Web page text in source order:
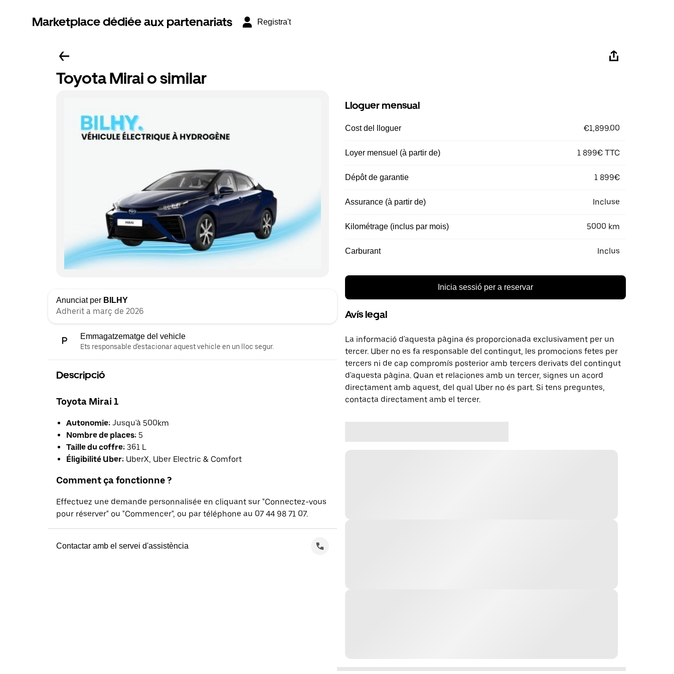
Marketplace dédiée aux partenariats Registra't
Toyota Mirai o similar
Anunciat per BILHY
Adherit a març de 2026
Emmagatzematge del vehicle
Ets responsable d'estacionar aquest vehicle en un lloc segur.
Descripció
Toyota Mirai 1
Autonomie: Jusqu'à 500km
Nombre de places: 5
Taille du coffre: 361 L
Éligibilité Uber: UberX, Uber Electric & Comfort
Comment ça fonctionne ?
Effectuez une demande personnalisée en cliquant sur "Connectez-vous
pour réserver" ou "Commencer", ou par téléphone au 07 44 98 71 07.
Contactar amb el servei d'assistència
Lloguer mensual
Cost del lloguer €1,899.00
Loyer mensuel (à partir de) 1 899€ TTC
Dépôt de garantie 1 899€
Assurance (à partir de) Incluse
Kilométrage (inclus par mois) 5000 km
Carburant Inclus
Inicia sessió per a reservar
Avís legal
La informació d'aquesta pàgina és proporcionada exclusivament per un
tercer. Uber no es fa responsable del contingut, les promocions fetes per
tercers ni de cap compromís posterior amb tercers derivats del contingut
d'aquesta pàgina. Quan et relaciones amb un tercer, signes un acord
directament amb aquest, del qual Uber no és part. Si tens preguntes,
contacta directament amb el tercer.